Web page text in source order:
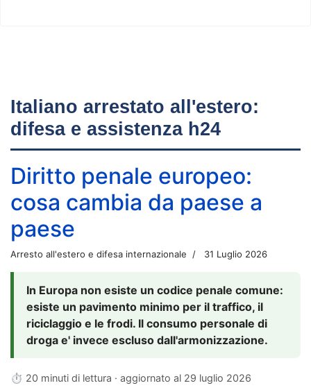
Italiano arrestato all'estero:
difesa e assistenza h24
Diritto penale europeo:
cosa cambia da paese a
paese
Arresto all'estero e difesa internazionale 31 Luglio 2026
In Europa non esiste un codice penale comune:
esiste un pavimento minimo per il traffico, il
riciclaggio e le frodi. Il consumo personale di
droga e' invece escluso dall'armonizzazione.
⏱ 20 minuti di lettura · aggiornato al 29 luglio 2026